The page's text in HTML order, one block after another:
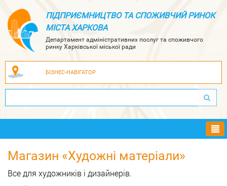
ПІДПРИЄМНИЦТВО ТА СПОЖИВЧИЙ РИНОК
МІСТА ХАРКОВА
Департамент адміністративних послуг та споживчого
ринку Харківської міської ради
БІЗНЕС-НАВІГАТОР
Магазин «Художні матеріали»
Все для художників і дизайнерів.